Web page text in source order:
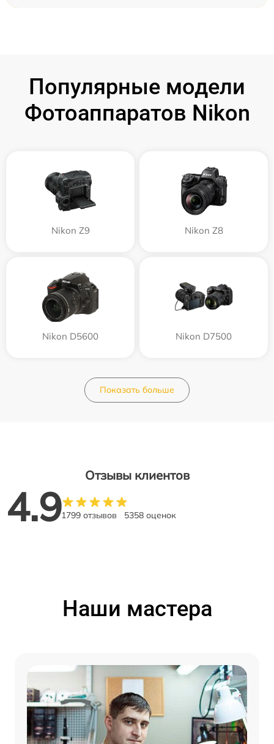
Популярные модели
Фотоаппаратов Nikon
Nikon Z9 Nikon Z8
Nikon D5600 Nikon D7500
Показать больше
Отзывы клиентов
4.91799 отзывов 5358 оценок
Наши мастера